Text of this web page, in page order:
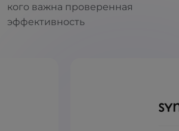
кого важна проверенная
эффективность